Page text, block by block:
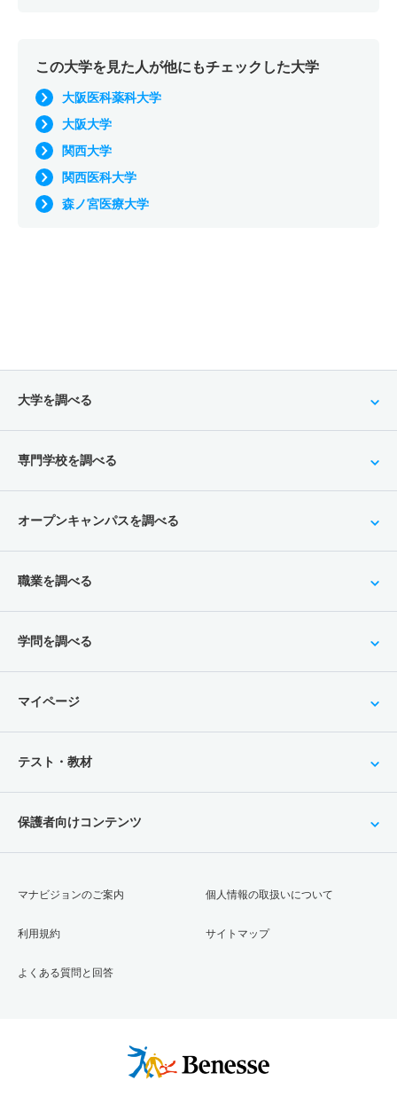
この大学を見た人が他にもチェックした大学
大阪医科薬科大学
大阪大学
関西大学
関西医科大学
森ノ宮医療大学
大学を調べる
専門学校を調べる
オープンキャンパスを調べる
職業を調べる
学問を調べる
マイページ
テスト・教材
保護者向けコンテンツ
マナビジョンのご案内
利用規約
よくある質問と回答
個人情報の取扱いについて
サイトマップ